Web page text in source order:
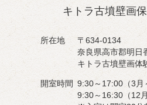
キトラ古墳壁画
所在地
〒634-0134
奈良県高市郡明日
キトラ古墳壁画
開室時間 9:30～17:00（3月
9:30～16:30（12